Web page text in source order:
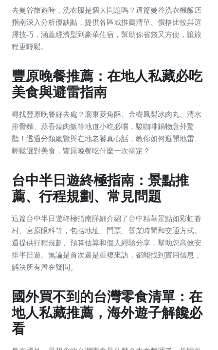
去曼谷旅遊時，洗衣服是個大問題嗎？這篇曼谷洗衣機飯店
指南深入分析優缺點，提供各區域推薦清單、價格比較與選
擇技巧，涵蓋經濟型到豪華住宿，幫助你省錢又方便，讓旅
程更輕鬆。
豐原晚餐推薦：在地人私藏必吃
美食與避雷指南
尋找豐原晚餐好去處？廟東菱角酥、金樹鳳梨冰肉丸、清水
排骨麵、蒜香燒肉飯等地道小吃必嚐，駿咖啡鍋物意外驚
豔！透過分類總覽與在地老饕真心話，教你如何避開地雷、
輕鬆選對美食，豐原晚餐吃什麼一次搞定？
台中半日遊終極指南：景點推
薦、行程規劃、常見問題
這篇台中半日遊終極指南詳細介紹了台中精華景點如彩虹眷
村、宮原眼科等，包括地址、門票、營業時間和交通方式。
還提供行程規劃、預算估算和個人經驗分享，幫助您高效安
排半日遊。無論是首次還是重複來訪，都能找到實用信息，
解決所有潛在疑問。
國外買不到的台灣零食清單：在
地人私藏推薦，海外遊子解饞必
看